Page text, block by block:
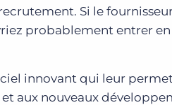
Si le fournisseur
probablement entrer en
innovant qui leur
aux nouveaux